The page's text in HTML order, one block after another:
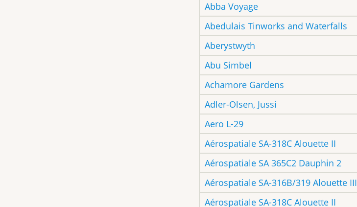
Abba Voyage
Abedulais Tinworks and Waterfalls
Aberystwyth
Abu Simbel
Achamore Gardens
Adler-Olsen, Jussi
Aero L-29
Aérospatiale SA-318C Alouette II
Aérospatiale SA 365C2 Dauphin 2
Aérospatiale SA-316B/319 Alouette III
Aérospatiale SA-318C Alouette II